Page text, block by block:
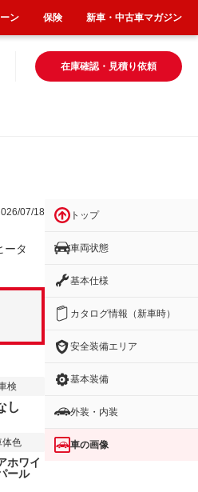
在庫確認・見積り依頼
07/18
タ
検
し
体色
ホワイ
ール
トップ
車両状態
基本仕様
カタログ情報（新車時）
安全装備エリア
基本装備
外装・内装
車の画像
ン 保険 新車・中古車マガジン